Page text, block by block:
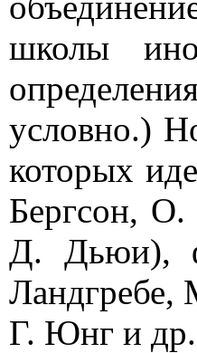
школы
условно.)
которых
Бергсон,
Д. Дьюи),
Г. Юнг и